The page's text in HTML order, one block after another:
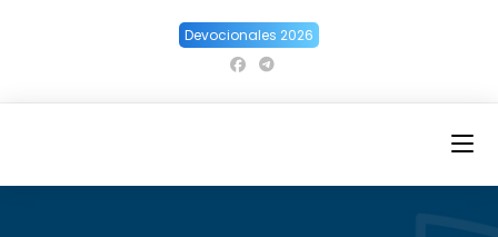
Devocionales 2026